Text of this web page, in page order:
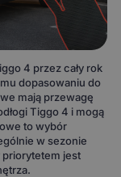
4 przez cały rok
dopasowaniu do
mają przewagę
Tiggo 4 i mogą
to wybór
w sezonie
priorytetem jest